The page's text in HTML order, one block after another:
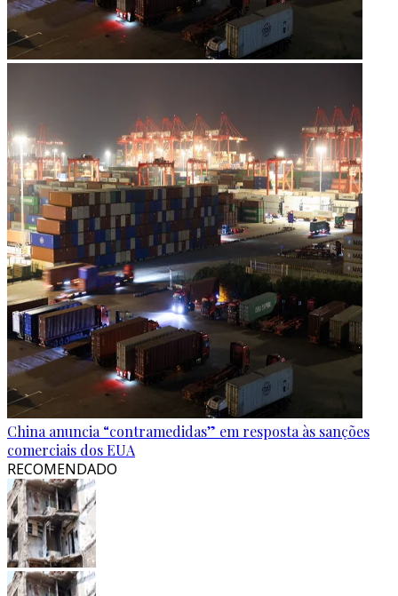
China anuncia “contramedidas” em resposta às sanções
comerciais dos EUA
RECOMENDADO